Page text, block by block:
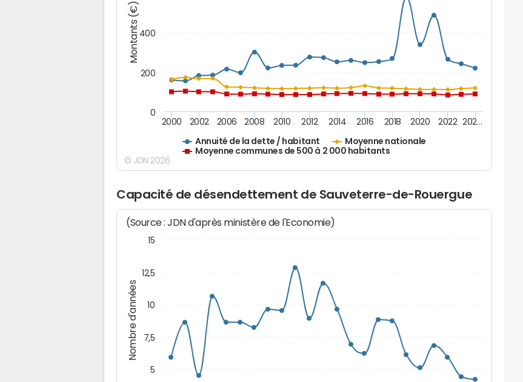
Montants (€)
Annuité de la dette / habitant
Moyenne nationale
Moyenne communes de 500 à 2 000 habitants
2000 2002 2006 2008 2010 2012 2014 2016 2018 2020 2022 202…
0
200
400
© JDN 2026
Capacité de désendettement de Sauveterre-de-Rouergue
Nombre d'années
(Source : JDN d'après ministère de l'Economie)
5
7,5
10
12,5
15